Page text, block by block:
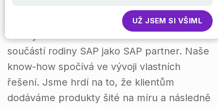
poskytující konzultační a programátorské
služby v oblasti SAP více než 15 let. Jsme
součástí rodiny SAP jako SAP partner. Naše
know-how spočívá ve vývoji vlastních
řešení. Jsme hrdí na to, že klientům
dodáváme produkty šité na míru a následně
UŽ JSEM SI VŠIML